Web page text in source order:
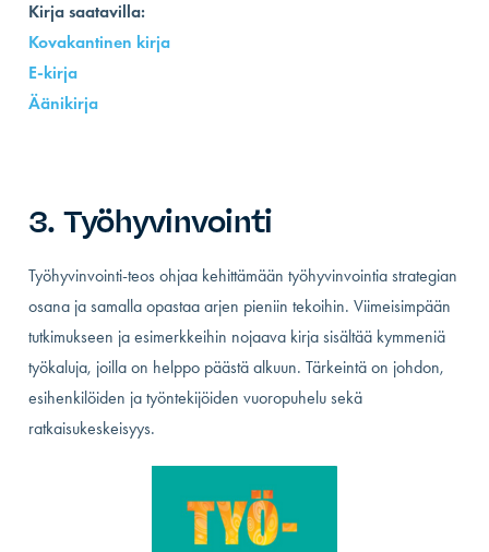
Kirja saatavilla:
Kovakantinen kirja
E-kirja
Äänikirja
3. Työhyvinvointi
Työhyvinvointi-teos ohjaa kehittämään työhyvinvointia strategian
osana ja samalla opastaa arjen pieniin tekoihin. Viimeisimpään
tutkimukseen ja esimerkkeihin nojaava kirja sisältää kymmeniä
työkaluja, joilla on helppo päästä alkuun. Tärkeintä on johdon,
esihenkilöiden ja työntekijöiden vuoropuhelu sekä
ratkaisukeskeisyys.